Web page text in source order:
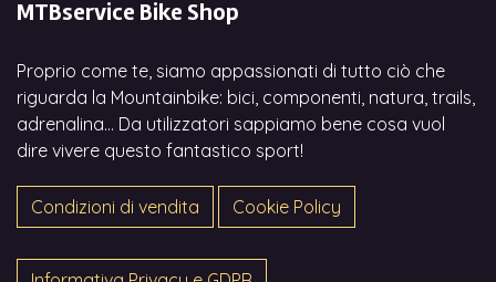
MTBservice Bike Shop
Proprio come te, siamo appassionati di tutto ciò che
riguarda la Mountainbike: bici, componenti, natura, trails,
adrenalina... Da utilizzatori sappiamo bene cosa vuol
dire vivere questo fantastico sport!
Condizioni di vendita Cookie Policy